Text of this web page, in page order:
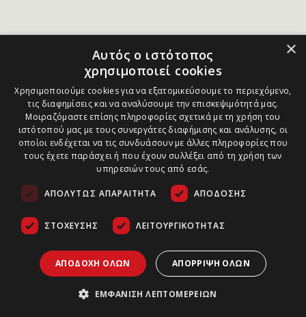
×
Αυτός ο ιστότοπος
χρησιμοποιεί cookies
Χρησιμοποιούμε cookies για να εξατομικεύσουμε το περιεχόμενο,
τις διαφημίσεις και να αναλύσουμε την επισκεψιμότητά μας.
Μοιραζόμαστε επίσης πληροφορίες σχετικά με τη χρήση του
ιστότοπού μας με τους συνεργάτες διαφήμισης και ανάλυσης, οι
οποίοι ενδέχεται να τις συνδυάσουν με άλλες πληροφορίες που
τους έχετε παράσχει ή που έχουν συλλέξει από τη χρήση των
υπηρεσιών τους από εσάς.
ΑΠΟΛΎΤΩΣ ΑΠΑΡΑΊΤΗΤΑ ΑΠΌΔΟΣΗΣ
ΣΤΌΧΕΥΣΗΣ ΛΕΙΤΟΥΡΓΙΚΌΤΗΤΑΣ
ΑΠΟΔΟΧΉ ΌΛΩΝ ΑΠΌΡΡΙΨΗ ΌΛΩΝ
ΕΜΦΆΝΙΣΗ ΛΕΠΤΟΜΕΡΕΙΏΝ